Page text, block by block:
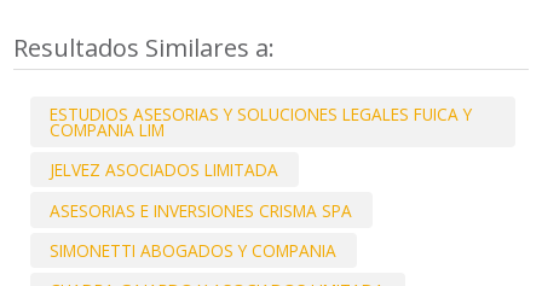
Resultados Similares a:
ESTUDIOS ASESORIAS Y SOLUCIONES LEGALES FUICA Y
COMPANIA LIM
JELVEZ ASOCIADOS LIMITADA
ASESORIAS E INVERSIONES CRISMA SPA
SIMONETTI ABOGADOS Y COMPANIA